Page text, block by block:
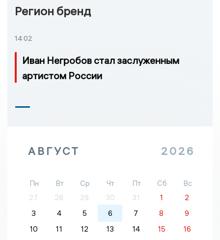
Регион бренд
14:02
Иван Негробов стал заслуженным
артистом России
АВГУСТ 2026
Пн Вт Ср Чт Пт Сб
Вс
27
28 29 30 31 1
2
3
4 5 6 7 8
9
10
11 12 13 14 15 16